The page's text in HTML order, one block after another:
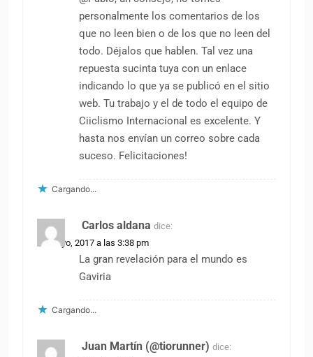
personalmente los comentarios de los
que no leen bien o de los que no leen del
todo. Déjalos que hablen. Tal vez una
repuesta sucinta tuya con un enlace
indicando lo que ya se publicó en el sitio
web. Tu trabajo y el de todo el equipo de
Ciiclismo Internacional es excelente. Y
hasta nos envían un correo sobre cada
suceso. Felicitaciones!
Cargando...
Carlos aldana dice:
29 mayo, 2017 a las 3:38 pm
La gran revelación para el mundo es
Gaviria
Cargando...
Juan Martín (@tiorunner) dice: